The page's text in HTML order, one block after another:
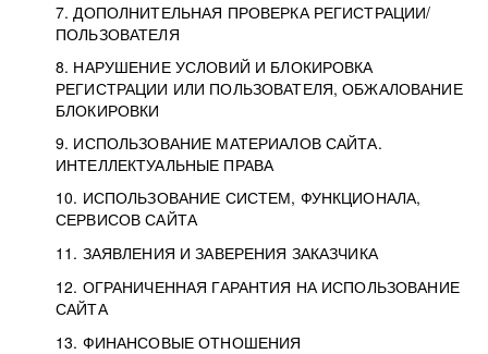
7. ДОПОЛНИТЕЛЬНАЯ ПРОВЕРКА РЕГИСТРАЦИИ/
ПОЛЬЗОВАТЕЛЯ
8. НАРУШЕНИЕ УСЛОВИЙ И БЛОКИРОВКА
РЕГИСТРАЦИИ ИЛИ ПОЛЬЗОВАТЕЛЯ, ОБЖАЛОВАНИЕ
БЛОКИРОВКИ
9. ИСПОЛЬЗОВАНИЕ МАТЕРИАЛОВ САЙТА.
ИНТЕЛЛЕКТУАЛЬНЫЕ ПРАВА
10. ИСПОЛЬЗОВАНИЕ СИСТЕМ, ФУНКЦИОНАЛА,
СЕРВИСОВ САЙТА
11. ЗАЯВЛЕНИЯ И ЗАВЕРЕНИЯ ЗАКАЗЧИКА
12. ОГРАНИЧЕННАЯ ГАРАНТИЯ НА ИСПОЛЬЗОВАНИЕ
САЙТА
13. ФИНАНСОВЫЕ ОТНОШЕНИЯ